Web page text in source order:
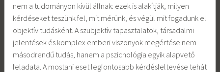
nem a tudományon kívül állnak: ezek is alakítják, milyen
kérdéseket teszünk fel, mit mérünk, és végül mit fogadunk el
objektív tudásként. A szubjektív tapasztalatok, társadalmi
jelentések és komplex emberi viszonyok megértése nem
másodrendű tudás, hanem a pszichológia egyik alapvető
feladata. A mostani eset legfontosabb kérdésfeltevése tehát